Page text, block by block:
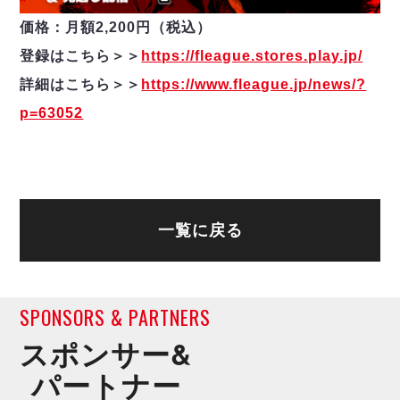
価格：月額2,200円（税込）
登録はこちら＞＞ https://fleague.stores.play.jp/
詳細はこちら＞＞ https://www.fleague.jp/news/?
p=63052
一覧に戻る
SPONSORS & PARTNERS
スポンサー&
パートナー